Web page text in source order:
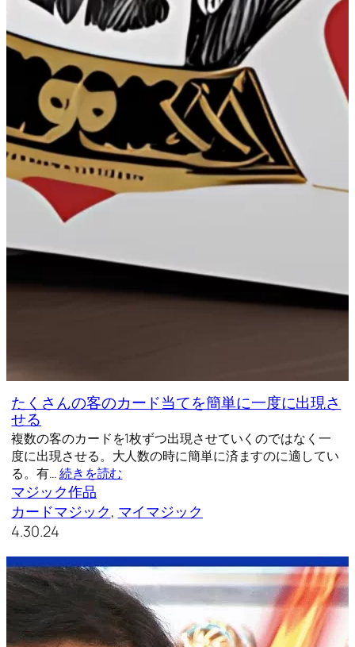
たくさんの客のカード当てを簡単に一度に出現さ
せる
複数の客のカードを1枚ずつ出現させていくのではなく一
度に出現させる。大人数の時に簡単に済ますのに適してい
る。有…続きを読む
マジック作品
カードマジック, マイマジック
4.30.24